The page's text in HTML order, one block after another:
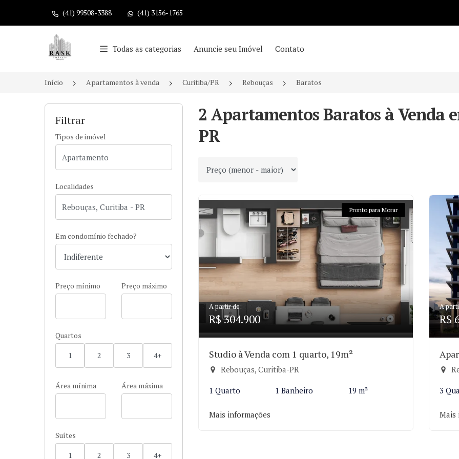
(41) 99508-3388 (41) 3156-1765
Página inicial
Todas as categorias Anuncie seu Imóvel Contato
Início Apartamentos à venda Curitiba/PR Rebouças Baratos
Filtrar
Tipos de imóvel
Localidades
Em condomínio fechado?
Preço mínimo Preço máximo
Quartos
1 2 3 4+
Área mínima Área máxima
Suítes
1 2 3 4+
2 Apartamentos Baratos à Venda
PR
Ordenar por
Pronto para Morar
A partir de:
R$ 304.900
Studio à Venda com 1 quarto, 19m²
Rebouças, Curitiba-PR
1 Quarto 1 Banheiro 19 m²
Mais informações
A
R$
3
Mais